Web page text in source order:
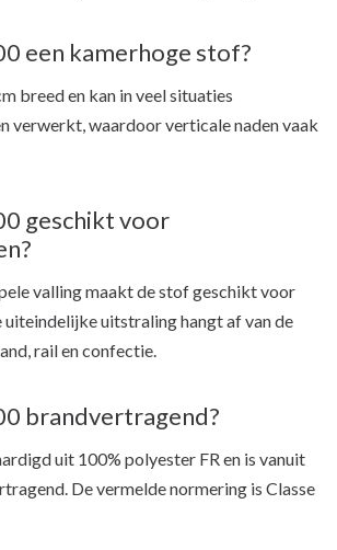
een kamerhoge stof?
breed en kan in veel situaties
verwerkt, waardoor verticale naden vaak
geschikt voor
valling maakt de stof geschikt voor
uitstraling hangt af van de
rail en confectie.
brandvertragend?
uit 100% polyester FR en is vanuit
De vermelde normering is Classe